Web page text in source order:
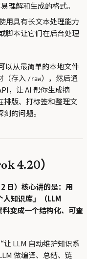
理解和生成的格式。
用具有长文本处理能力
脚本让它们在后台处理
以从最简单的本地文件
（存入 /raw），然后通
，让 AI 帮你生成摘
排版、打标签和整理文
的问题。
4.20）
日）核心讲的是：用
人知识库」（LLM
变成一个结构化、可查
LLM 自动维护知识系
做编译、总结、链